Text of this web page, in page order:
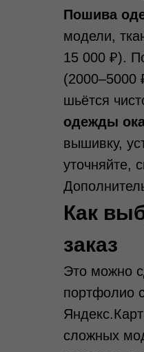
Пошива
модели,
15 000 ₽).
(2000–5000
шьётся
одежды
вышивку,
уточняйте,
Как
заказ
Это можно
портфолио
сложных